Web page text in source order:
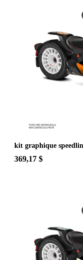
kit graphique
369,17 $